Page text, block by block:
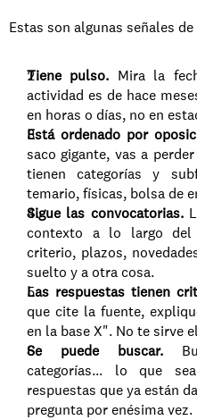
Estas son algunas señales
Tiene pulso. Mira la
actividad es de hace
en horas o días, no en
Está ordenado por
saco gigante, vas a
tienen categorías y
temario, físicas, bolsa de
Sigue las convocatorias.
contexto a lo largo del
criterio, plazos,
suelto y a otra cosa.
Las respuestas tienen
que cite la fuente,
en la base X". No te sirve
Se puede buscar.
categorías... lo que
respuestas que ya están
pregunta por enésima vez.